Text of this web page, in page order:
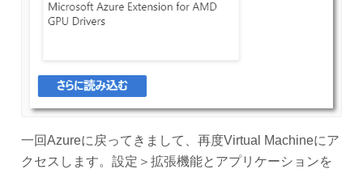
一回Azureに戻ってきまして、再度Virtual Machineにア
クセスします。設定＞拡張機能とアプリケーションを